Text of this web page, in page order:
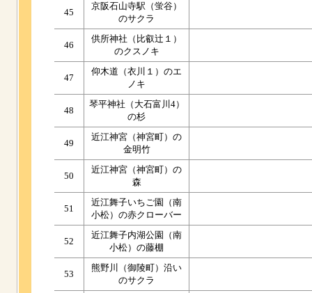
45
京阪石山寺駅（蛍谷）
のサクラ
46
供所神社（比叡辻１）
のクスノキ
47
仰木道（衣川１）のエ
ノキ
48
琴平神社（大石富川4）
の杉
49
近江神宮（神宮町）の
金明竹
50
近江神宮（神宮町）の
森
51
近江舞子いちご園（南
小松）の赤クローバー
52
近江舞子内湖公園（南
小松）の藤棚
53
熊野川（御陵町）沿い
のサクラ